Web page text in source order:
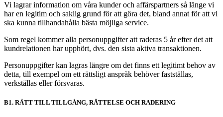
Vi lagrar information om våra kunder och affärspartners så länge vi
har en legitim och saklig grund för att göra det, bland annat för att vi
ska kunna tillhandahålla bästa möjliga service.
Som regel kommer alla personuppgifter att raderas 5 år efter det att
kundrelationen har upphört, dvs. den sista aktiva transaktionen.
Personuppgifter kan lagras längre om det finns ett legitimt behov av
detta, till exempel om ett rättsligt anspråk behöver fastställas,
verkställas eller försvaras.
B1. RÄTT TILL TILLGÅNG, RÄTTELSE OCH RADERING